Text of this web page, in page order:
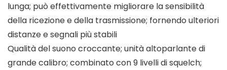
lunga; può effettivamente migliorare la sensibilità
della ricezione e della trasmissione; fornendo ulteriori
distanze e segnali più stabili
Qualità del suono croccante; unità altoparlante di
grande calibro; combinato con 9 livelli di squelch;